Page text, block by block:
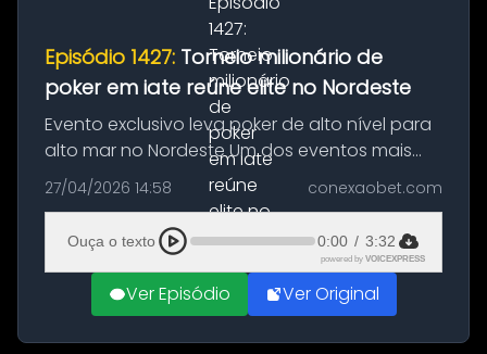
Episódio 1427: Torneio milionário de
poker em iate reúne elite no Nordeste
Evento exclusivo leva poker de alto nível para
alto mar no Nordeste Um dos eventos mais
seletos do poker brasileiro ganha destaque
neste fim de semana com a realização da
terceira edição do “Torneio P...
27/04/2026 14:58 conexaobet.com
Ouça o texto 0:00 / 3:32
powered by VOICEXPRESS
Ver Episódio Ver Original